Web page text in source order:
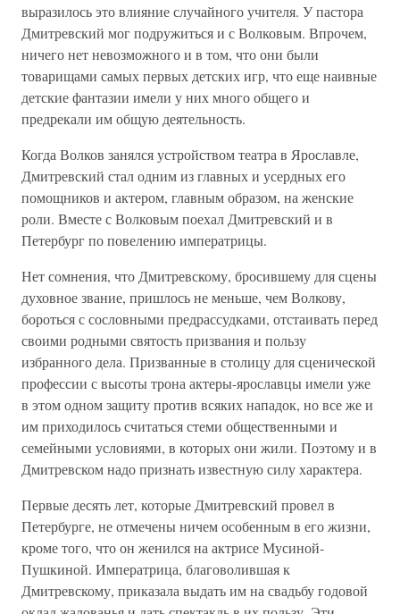
выразилось это влияние случайного учителя. У пастора
Дмитревский мог подружиться и с Волковым. Впрочем,
ничего нет невозможного и в том, что они были
товарищами самых первых детских игр, что еще наивные
детские фантазии имели у них много общего и
предрекали им общую деятельность.
Когда Волков занялся устройством театра в Ярославле,
Дмитревский стал одним из главных и усердных его
помощников и актером, главным образом, на женские
роли. Вместе с Волковым поехал Дмитревский и в
Петербург по повелению императрицы.
Нет сомнения, что Дмитревскому, бросившему для сцены
духовное звание, пришлось не меньше, чем Волкову,
бороться с сословными предрассудками, отстаивать перед
своими родными святость призвания и пользу
избранного дела. Призванные в столицу для сценической
профессии с высоты трона актеры-ярославцы имели уже
в этом одном защиту против всяких нападок, но все же и
им приходилось считаться стеми общественными и
семейными условиями, в которых они жили. Поэтому и в
Дмитревском надо признать известную силу характера.
Первые десять лет, которые Дмитревский провел в
Петербурге, не отмечены ничем особенным в его жизни,
кроме того, что он женился на актрисе Мусиной-
Пушкиной. Императрица, благоволившая к
Дмитревскому, приказала выдать им на свадьбу годовой